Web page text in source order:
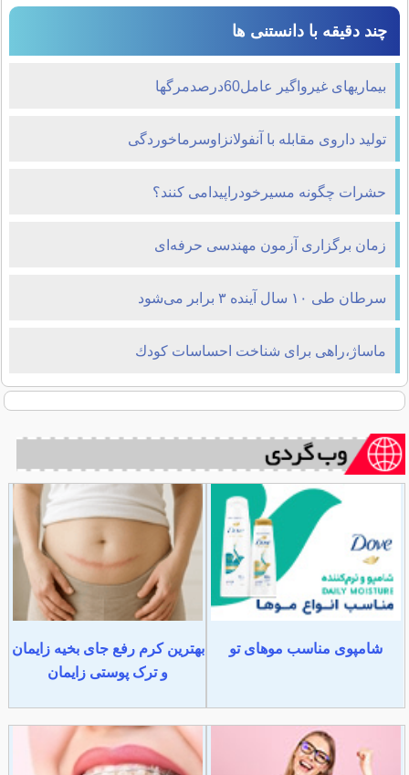
چند دقیقه با دانستنی ها
بیماریهای غیرواگیر عامل60درصدمرگها
تولید داروی مقابله با آنفولانزاوسرماخوردگی
حشرات چگونه مسیرخودراپیدامی کنند؟
زمان برگزاری آزمون مهندسی حرفه‌ای
سرطان طی ۱۰ سال آینده ۳ برابر می‌شود
ماساژ،راهی برای شناخت احساسات كودك
شامپوی مناسب موهای تو
بهترین کرم رفع جای بخیه زایمان
و ترک پوستی زایمان